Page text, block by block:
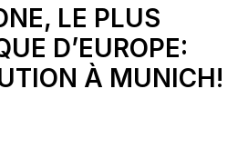
LE PLUS
D’EUROPE:
À MUNICH!